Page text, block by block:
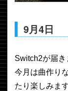
9月4日
Switch2が届き
今月は曲作り
たり楽しみます